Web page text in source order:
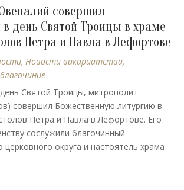
совершил
в день Святой Троицы в храме
Петра и Павла в Лефортове
,Новости викариатства,
Святой Троицы, митрополит
совершил Божественную литургию в
Петра и Павла в Лефортове. Его
сослужили благочинный
церковного округа и настоятель храма